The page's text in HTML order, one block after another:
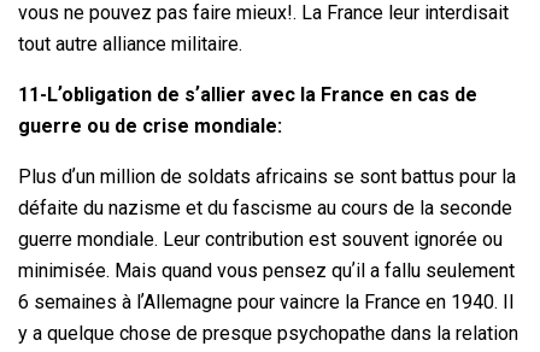
vous ne pouvez pas faire mieux!. La France leur interdisait
tout autre alliance militaire.
11-Lʼobligation de sʼallier avec la France en cas de
guerre ou de crise mondiale:
Plus dʼun million de soldats africains se sont battus pour la
défaite du nazisme et du fascisme au cours de la seconde
guerre mondiale. Leur contribution est souvent ignorée ou
minimisée. Mais quand vous pensez quʼil a fallu seulement
6 semaines à lʼAllemagne pour vaincre la France en 1940. Il
y a quelque chose de presque psychopathe dans la relation